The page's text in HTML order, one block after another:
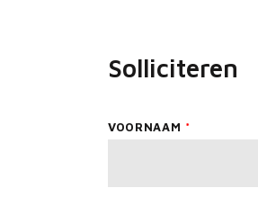
Solliciteren
this
VOORNAAM